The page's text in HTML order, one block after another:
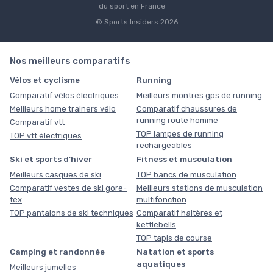
du sport en France
© Sports Insiders 2026
Nos meilleurs comparatifs
Vélos et cyclisme
Comparatif vélos électriques
Meilleurs home trainers vélo
Comparatif vtt
TOP vtt électriques
Running
Meilleurs montres gps de running
Comparatif chaussures de
running route homme
TOP lampes de running
rechargeables
Ski et sports d'hiver
Meilleurs casques de ski
Comparatif vestes de ski gore-
tex
TOP pantalons de ski techniques
Fitness et musculation
TOP bancs de musculation
Meilleurs stations de musculation
multifonction
Comparatif haltères et
kettlebells
TOP tapis de course
Camping et randonnée
Meilleurs jumelles
Natation et sports
aquatiques